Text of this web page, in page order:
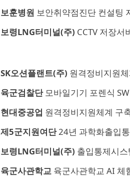
보훈병원 보안취약점진단 컨설팅
보령LNG터미널(주) CCTV 저장서
SK오션플랜트(주) 원격정비지원
육군검찰단모바일기기 포렌식
현대중공업 원격정비지원체계 구
제5군지원여단24년 과학화출입
보령LNG터미널(주) 출입통제시
육군사관학교육군사관학교 AI 체